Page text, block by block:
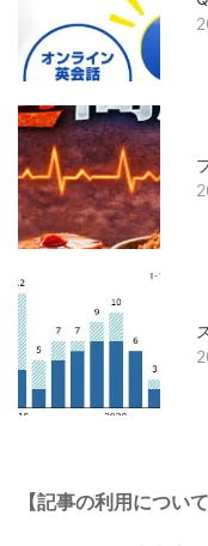
【記事の利用について